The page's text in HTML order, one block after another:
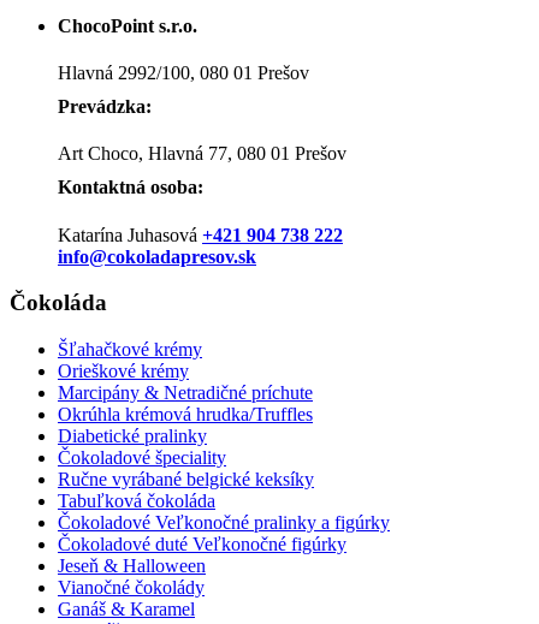
ChocoPoint s.r.o.
Hlavná 2992/100, 080 01 Prešov
Prevádzka:
Art Choco, Hlavná 77, 080 01 Prešov
Kontaktná osoba:
Katarína Juhasová +421 904 738 222
info@cokoladapresov.sk
Čokoláda
Šľahačkové krémy
Orieškové krémy
Marcipány & Netradičné príchute
Okrúhla krémová hrudka/Truffles
Diabetické pralinky
Čokoladové špeciality
Ručne vyrábané belgické keksíky
Tabuľková čokoláda
Čokoladové Veľkonočné pralinky a figúrky
Čokoladové duté Veľkonočné figúrky
Jeseň & Halloween
Vianočné čokolády
Ganáš & Karamel